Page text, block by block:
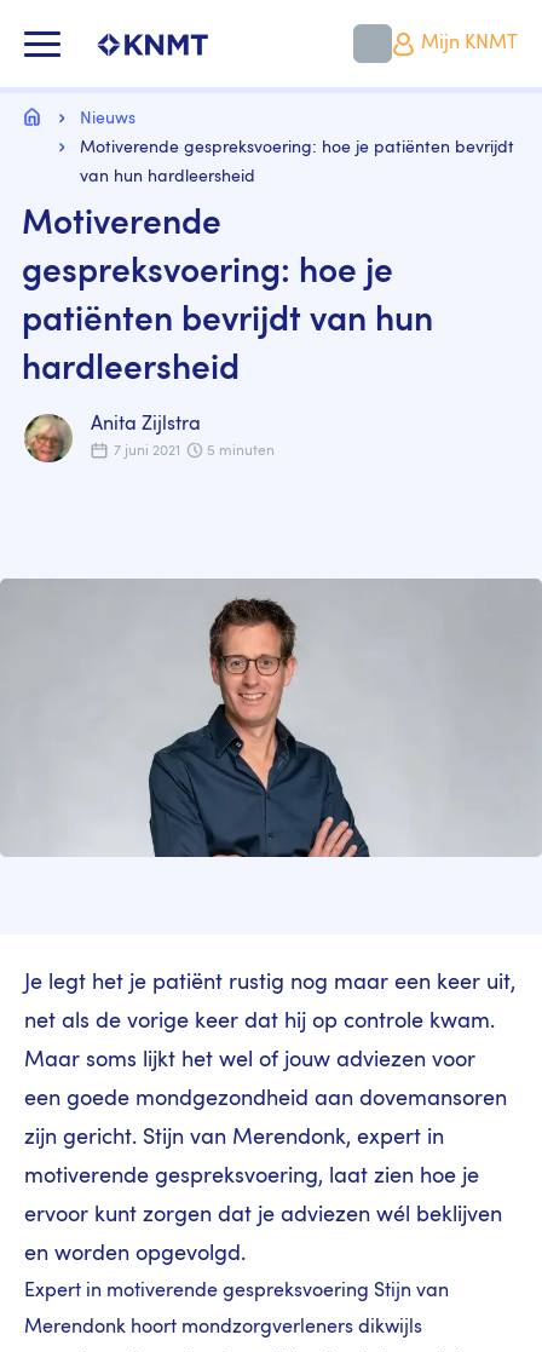
naar
gaan
Mijn KNMT
Kruimelpad
HomeNieuws
Motiverende gespreksvoering: hoe je patiënten bevrijdt
van hun hardleersheid
Motiverende
gespreksvoering: hoe je
patiënten bevrijdt van hun
hardleersheid
Anita Zijlstra
7 juni 2021 5 minuten
Image
Je legt het je patiënt rustig nog maar een keer uit,
net als de vorige keer dat hij op controle kwam.
Maar soms lijkt het wel of jouw adviezen voor
een goede mondgezondheid aan dovemansoren
zijn gericht. Stijn van Merendonk, expert in
motiverende gespreksvoering, laat zien hoe je
ervoor kunt zorgen dat je adviezen wél beklijven
en worden opgevolgd.
Expert in motiverende gespreksvoering Stijn van
Merendonk hoort mondzorgverleners dikwijls